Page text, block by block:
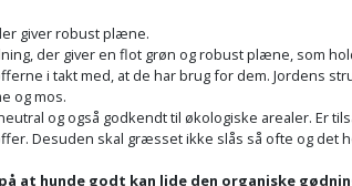
giver robust plæne.
der giver en flot grøn og robust plæne, som
i takt med, at de har brug for dem. Jordens
og mos.
og også godkendt til økologiske arealer. Er
Desuden skal græsset ikke slås så ofte og
at hunde godt kan lide den organiske